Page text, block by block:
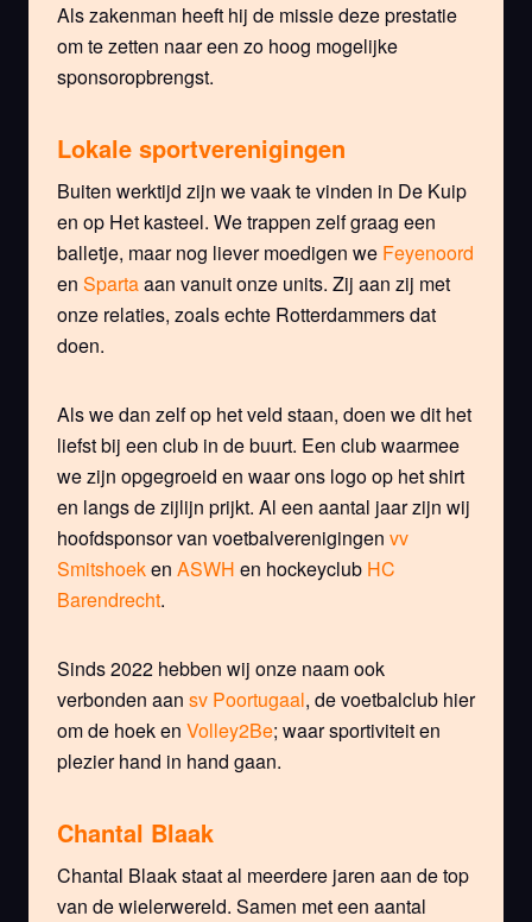
Als zakenman heeft hij de missie deze prestatie
om te zetten naar een zo hoog mogelijke
sponsoropbrengst.
Lokale sportverenigingen
Buiten werktijd zijn we vaak te vinden in De Kuip
en op Het kasteel. We trappen zelf graag een
balletje, maar nog liever moedigen we Feyenoord
en Spartaaan vanuit onze units. Zij aan zij met
onze relaties, zoals echte Rotterdammers dat
doen.
Als we dan zelf op het veld staan, doen we dit het
liefst bij een club in de buurt. Een club waarmee
we zijn opgegroeid en waar ons logo op het shirt
en langs de zijlijn prijkt. Al een aantal jaar zijn wij
hoofdsponsor van voetbalverenigingen vv
Smitshoeken ASWH en hockeyclub HC
Barendrecht.
Sinds 2022 hebben wij onze naam ook
verbonden aan sv Poortugaal, de voetbalclub hier
om de hoek en Volley2Be; waar sportiviteit en
plezier hand in hand gaan.
Chantal Blaak
Chantal Blaak staat al meerdere jaren aan de top
van de wielerwereld. Samen met een aantal